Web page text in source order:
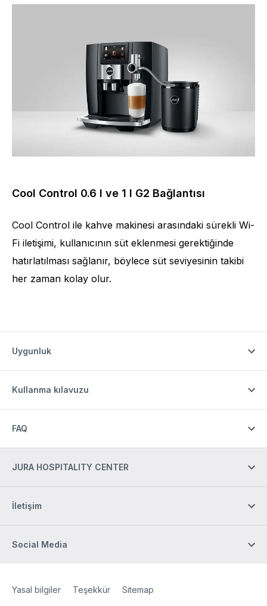
Cool Control 0.6 l ve 1 l G2 Bağlantısı
Cool Control ile kahve makinesi arasındaki sürekli Wi-
Fi iletişimi, kullanıcının süt eklenmesi gerektiğinde
hatırlatılması sağlanır, böylece süt seviyesinin takibi
her zaman kolay olur.
Uygunluk
Kullanma kılavuzu
FAQ
JURA HOSPITALITY CENTER
İletişim
Social Media
Site Web
[Website information]
Yasal bilgiler Teşekkür Sitemap